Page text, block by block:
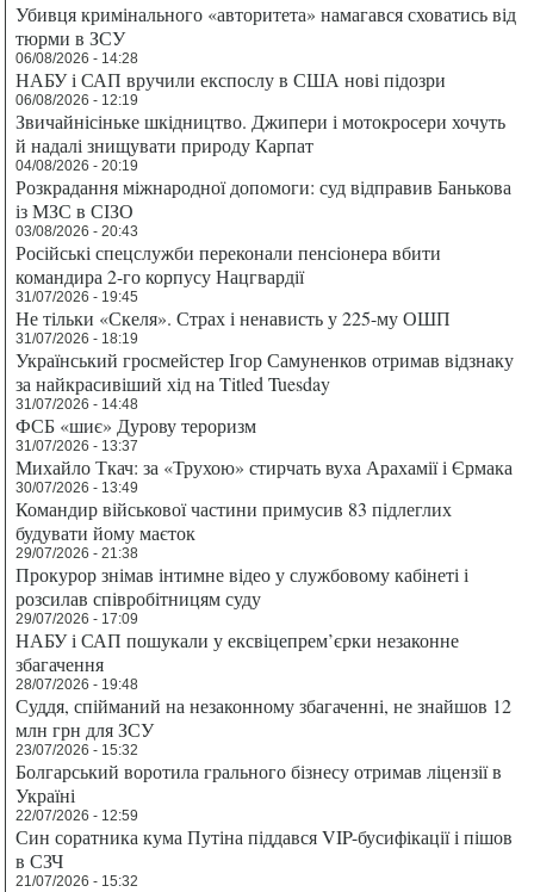
Убивця кримінального «авторитета» намагався сховатись від
тюрми в ЗСУ
06/08/2026 - 14:28
НАБУ і САП вручили експослу в США нові підозри
06/08/2026 - 12:19
Звичайнісіньке шкідництво. Джипери і мотокросери хочуть
й надалі знищувати природу Карпат
04/08/2026 - 20:19
Розкрадання міжнародної допомоги: суд відправив Банькова
із МЗС в СІЗО
03/08/2026 - 20:43
Російські спецслужби переконали пенсіонера вбити
командира 2-го корпусу Нацгвардії
31/07/2026 - 19:45
Не тільки «Скеля». Страх і ненависть у 225-му ОШП
31/07/2026 - 18:19
Український гросмейстер Ігор Самуненков отримав відзнаку
за найкрасивіший хід на Titled Tuesday
31/07/2026 - 14:48
ФСБ «шиє» Дурову тероризм
31/07/2026 - 13:37
Михайло Ткач: за «Трухою» стирчать вуха Арахамії і Єрмака
30/07/2026 - 13:49
Командир військової частини примусив 83 підлеглих
будувати йому маєток
29/07/2026 - 21:38
Прокурор знімав інтимне відео у службовому кабінеті і
розсилав співробітницям суду
29/07/2026 - 17:09
НАБУ і САП пошукали у ексвіцепрем’єрки незаконне
збагачення
28/07/2026 - 19:48
Суддя, спійманий на незаконному збагаченні, не знайшов 12
млн грн для ЗСУ
23/07/2026 - 15:32
Болгарський воротила грального бізнесу отримав ліцензії в
Україні
22/07/2026 - 12:59
Син соратника кума Путіна піддався VIP-бусифікації і пішов
в СЗЧ
21/07/2026 - 15:32